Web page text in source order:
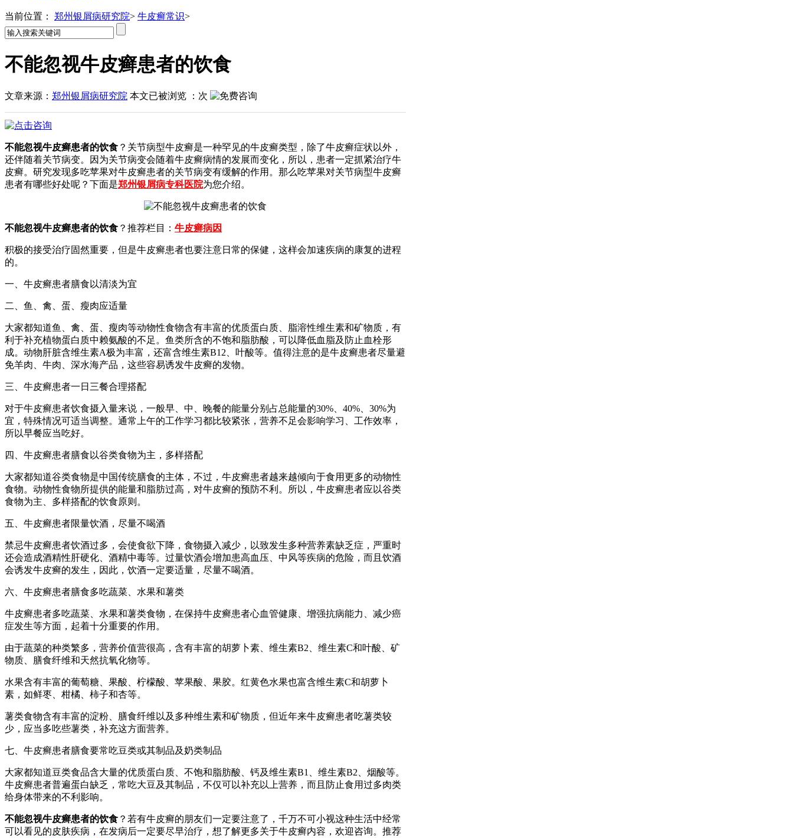
当前位置： 郑州银屑病研究院> 牛皮癣常识>
不能忽视牛皮癣患者的饮食
文章来源： 郑州银屑病研究院 本文已被浏览 ： 次
不能忽视牛皮癣患者的饮食 ？关节病型牛皮癣是一种罕见的牛皮癣类型，除了牛皮癣症状以外，
还伴随着关节病变。因为关节病变会随着牛皮癣病情的发展而变化，所以，患者一定抓紧治疗牛
皮癣。研究发现多吃苹果对牛皮癣患者的关节病变有缓解的作用。那么吃苹果对关节病型牛皮癣
患者有哪些好处呢？下面是郑州银屑病专科医院为您介绍。
不能忽视牛皮癣患者的饮食 ？推荐栏目： 牛皮癣病因
积极的接受治疗固然重要，但是牛皮癣患者也要注意日常的保健，这样会加速疾病的康复的进程
的。
一、牛皮癣患者膳食以清淡为宜
二、鱼、禽、蛋、瘦肉应适量
大家都知道鱼、禽、蛋、瘦肉等动物性食物含有丰富的优质蛋白质、脂溶性维生素和矿物质，有
利于补充植物蛋白质中赖氨酸的不足。鱼类所含的不饱和脂肪酸，可以降低血脂及防止血栓形
成。动物肝脏含维生素A极为丰富，还富含维生素B12、叶酸等。值得注意的是牛皮癣患者尽量避
免羊肉、牛肉、深水海产品，这些容易诱发牛皮癣的发物。
三、牛皮癣患者一日三餐合理搭配
对于牛皮癣患者饮食摄入量来说，一般早、中、晚餐的能量分别占总能量的30%、40%、30%为
宜，特殊情况可适当调整。通常上午的工作学习都比较紧张，营养不足会影响学习、工作效率，
所以早餐应当吃好。
四、牛皮癣患者膳食以谷类食物为主，多样搭配
大家都知道谷类食物是中国传统膳食的主体，不过，牛皮癣患者越来越倾向于食用更多的动物性
食物。动物性食物所提供的能量和脂肪过高，对牛皮癣的预防不利。所以，牛皮癣患者应以谷类
食物为主、多样搭配的饮食原则。
五、牛皮癣患者限量饮酒，尽量不喝酒
禁忌牛皮癣患者饮酒过多，会使食欲下降，食物摄入减少，以致发生多种营养素缺乏症，严重时
还会造成酒精性肝硬化、酒精中毒等。过量饮酒会增加患高血压、中风等疾病的危险，而且饮酒
会诱发牛皮癣的发生，因此，饮酒一定要适量，尽量不喝酒。
六、牛皮癣患者膳食多吃蔬菜、水果和薯类
牛皮癣患者多吃蔬菜、水果和薯类食物，在保持牛皮癣患者心血管健康、增强抗病能力、减少癌
症发生等方面，起着十分重要的作用。
由于蔬菜的种类繁多，营养价值营很高，含有丰富的胡萝卜素、维生素B2、维生素C和叶酸、矿
物质、膳食纤维和天然抗氧化物等。
水果含有丰富的葡萄糖、果酸、柠檬酸、苹果酸、果胶。红黄色水果也富含维生素C和胡萝卜
素，如鲜枣、柑橘、柿子和杏等。
薯类食物含有丰富的淀粉、膳食纤维以及多种维生素和矿物质，但近年来牛皮癣患者吃薯类较
少，应当多吃些薯类，补充这方面营养。
七、牛皮癣患者膳食要常吃豆类或其制品及奶类制品
大家都知道豆类食品含大量的优质蛋白质、不饱和脂肪酸、钙及维生素B1、维生素B2、烟酸等。
牛皮癣患者普遍蛋白缺乏，常吃大豆及其制品，不仅可以补充以上营养，而且防止食用过多肉类
给身体带来的不利影响。
不能忽视牛皮癣患者的饮食 ？若有牛皮癣的朋友们一定要注意了，千万不可小视这种生活中经常
可以看见的皮肤疾病，在发病后一定要尽早治疗，想了解更多关于牛皮癣内容，欢迎咨询。推荐